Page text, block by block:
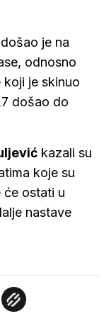
je na
odnosno
koji je skinuo
došao do
kazali su
koje su
će ostati u
nastave